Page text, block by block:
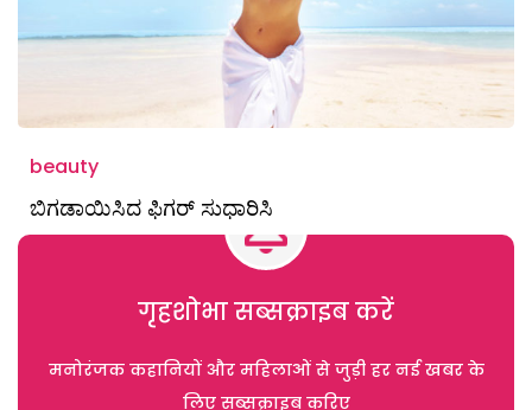
beauty
ಬಿಗಡಾಯಿಸಿದ ಫಿಗರ್ ಸುಧಾರಿಸಿ
गृहशोभा सब्सक्राइब करें
मनोरंजक कहानियों और महिलाओं से जुड़ी हर नई खबर के
लिए सब्सक्राइब करिए